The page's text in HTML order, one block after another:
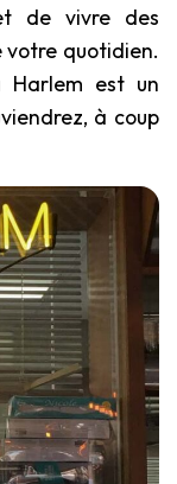
de vivre des
votre quotidien.
Harlem est un
à coup